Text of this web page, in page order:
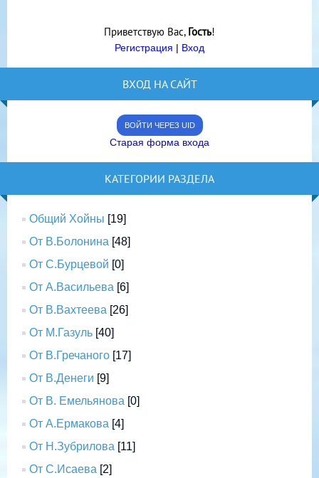
Приветствую Вас, Гость!
Регистрация | Вход
ВХОД НА САЙТ
ВОЙТИ ЧЕРЕЗ UID
Старая форма входа
КАТЕГОРИИ РАЗДЕЛА
Общий Хойны [19]
От В.Болонина [48]
От С.Бурцевой [0]
От А.Васильева [6]
От В.Вахтеева [26]
От М.Газуль [40]
От В.Гречаного [17]
От В.Денеги [9]
От В. Емельянова [0]
От А.Ермакова [4]
От Н.Зубрилова [11]
От С.Исаева [2]